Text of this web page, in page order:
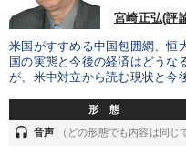
宮崎正弘(評
米国がすすめる中国包囲網、
国の実態と今後の経済はどうな
が、米中対立から読む現状と今
形 態
headset 音声 （どの形態でも内容は同じ